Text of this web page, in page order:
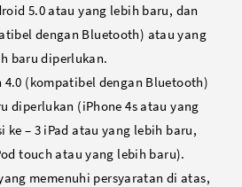
5.0 atau yang lebih baru, dan
dengan Bluetooth) atau yang
baru diperlukan.
4.0 (kompatibel dengan Bluetooth)
diperlukan (iPhone 4s atau yang
ke – 3 iPad atau yang lebih baru,
touch atau yang lebih baru).
memenuhi persyaratan di atas,